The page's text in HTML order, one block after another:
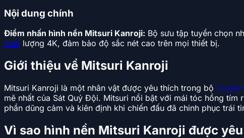
Nội dung chính
Điểm nhấn hình nền Mitsuri Kanroji: Bộ sưu tập tuyển chọn
chất lượng 4K, đảm bảo độ sắc nét cao trên mọi thiết bị.
Giới thiệu về Mitsuri Kanroji
Mitsuri Kanroji là một nhân vật được yêu thích trong bộ truyện
mẽ nhất của Sát Quỷ Đội. Mitsuri nổi bật với mái tóc hồng
phần dũng cảm và kiên định khi chiến đấu đã chinh phục trái
Vì sao hình nền Mitsuri Kanroji được